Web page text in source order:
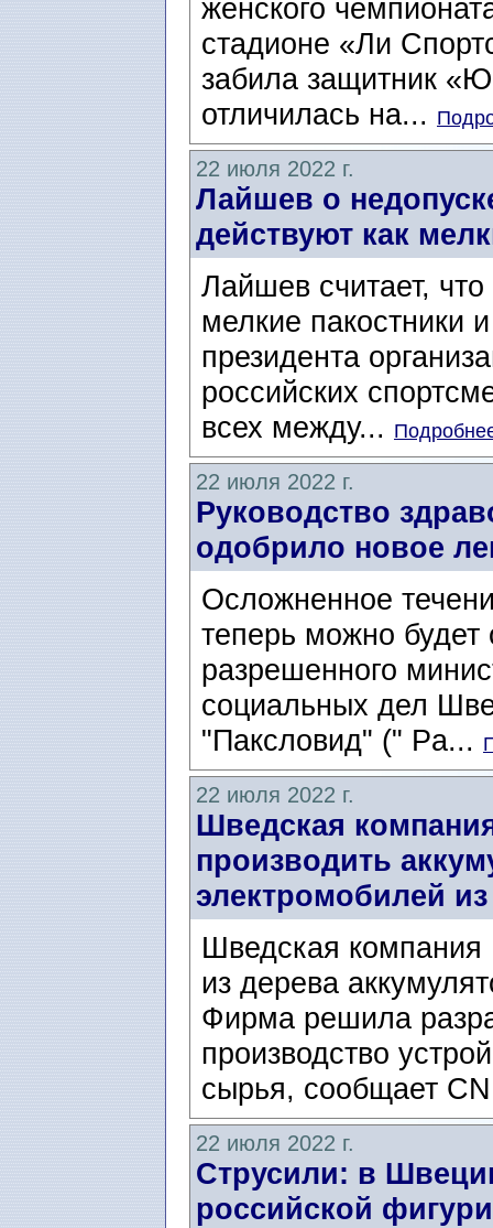
женского
стадионе «Ли
забила защитник
отличилась на...
22 июля 2022 г.
Лайшев о
действуют как
Лайшев считает,
мелкие пакостники
президента
российских
всех между...
22 июля 2022 г.
Руководство
одобрило новое
Осложненное
теперь можно
разрешенного
социальных дел
"Паксловид" (" Pa...
22 июля 2022 г.
Шведская
производить
электромобилей
Шведская
из дерева
Фирма решила
производство
сырья, сообщает
22 июля 2022 г.
Струсили: в
российской